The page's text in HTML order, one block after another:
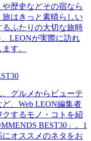
歴史などその宿なら
はきっと素晴らしい
ふたりの大切な旅時
LEONが実際に訪れ
す。
グルメからビューテ
、Web LEON編集者
するモノ・コトを紹
BEST30」。1
オススメのネタをお